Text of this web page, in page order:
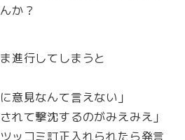
か？
進行してしまうと
意見なんて言えない」
れて撃沈するのがみえみえ」
ッコミ訂正入れられたら発言